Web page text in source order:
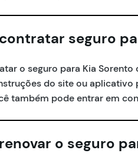
seguro
o seguro para Kia
do site ou
também pode entrar em
o seguro